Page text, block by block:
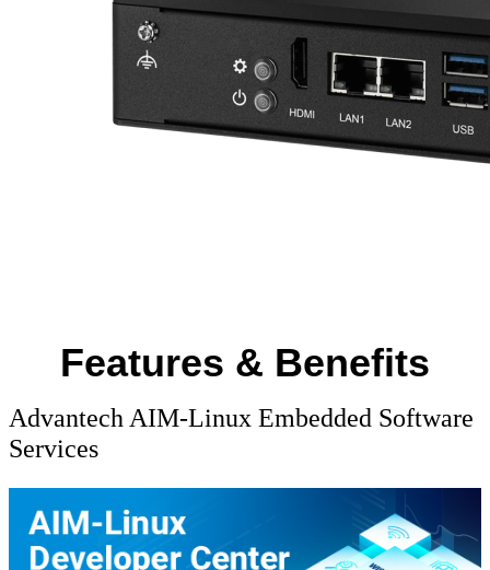
Features & Benefits
Advantech AIM-Linux Embedded Software
Services